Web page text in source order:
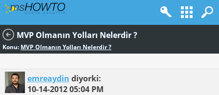
MVP Olmanın Yolları Nelerdir ?
Konu: MVP Olmanın Yolları Nelerdir ?
emreaydin diyorki:
10-14-201205:04 PM